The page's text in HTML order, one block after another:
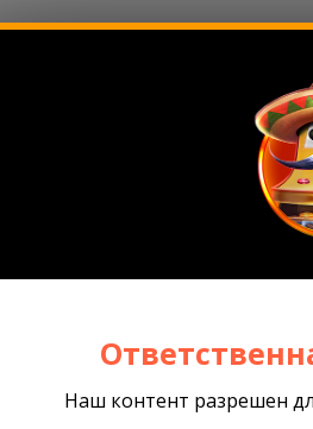
игры
Наш контент разрешен